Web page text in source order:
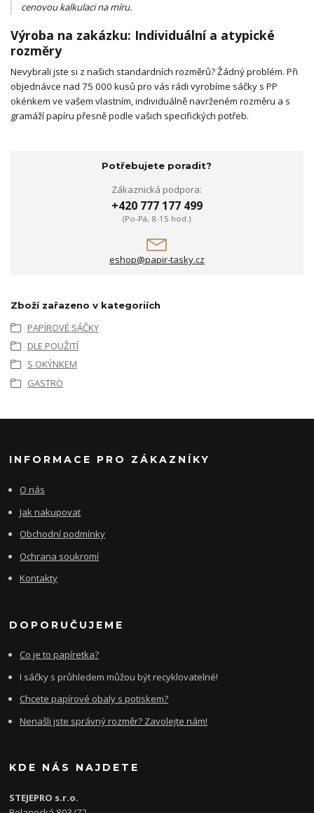
cenovou kalkulaci na míru.
Výroba na zakázku: Individuální a atypické
rozměry
Nevybrali jste si z našich standardních rozměrů? Žádný problém. Při
objednávce nad 75 000 kusů pro vás rádi vyrobíme sáčky s PP
okénkem ve vašem vlastním, individuálně navrženém rozměru a s
gramáží papíru přesně podle vašich specifických potřeb.
Potřebujete poradit?
Zákaznická podpora:
+420 777 177 499
(Po-Pá, 8-15 hod.)
eshop@papir-tasky.cz
Zboží zařazeno v kategoriích
PAPÍROVÉ SÁČKY
DLE POUŽITÍ
S OKÝNKEM
GASTRO
INFORMACE PRO ZÁKAZNÍKY
O nás
Jak nakupovat
Obchodní podmínky
Ochrana soukromí
Kontakty
DOPORUČUJEME
Co je to papíretka?
I sáčky s průhledem můžou být recyklovatelné!
Chcete papírové obaly s potiskem?
Nenašli jste správný rozměr? Zavolejte nám!
KDE NÁS NAJDETE
STEJEPRO s.r.o.